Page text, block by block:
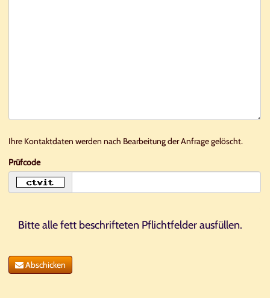
Ihre Kontaktdaten werden nach Bearbeitung der Anfrage gelöscht.
Prüfcode
Bitte alle fett beschrifteten Pflichtfelder ausfüllen.
Abschicken